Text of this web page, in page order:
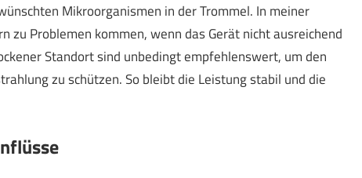
Mikroorganismen in der Trommel. In meiner
zu Problemen kommen, wenn das Gerät nicht ausreichend
Standort sind unbedingt empfehlenswert, um den
zu schützen. So bleibt die Leistung stabil und die